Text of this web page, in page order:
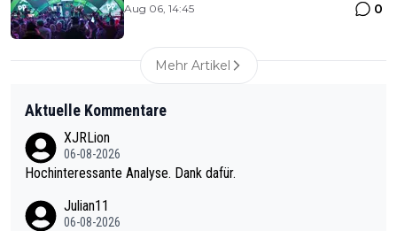
Aug 06, 14:45 0
Mehr Artikel
Aktuelle Kommentare
XJRLion
06-08-2026
Hochinteressante Analyse. Dank dafür.
Julian11
06-08-2026